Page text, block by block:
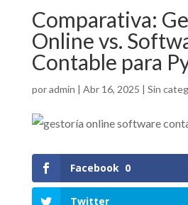
Comparativa:
Online vs.
Contable para
poradmin | Abr 16, 2025 | Sin
Facebook 0
Twitter